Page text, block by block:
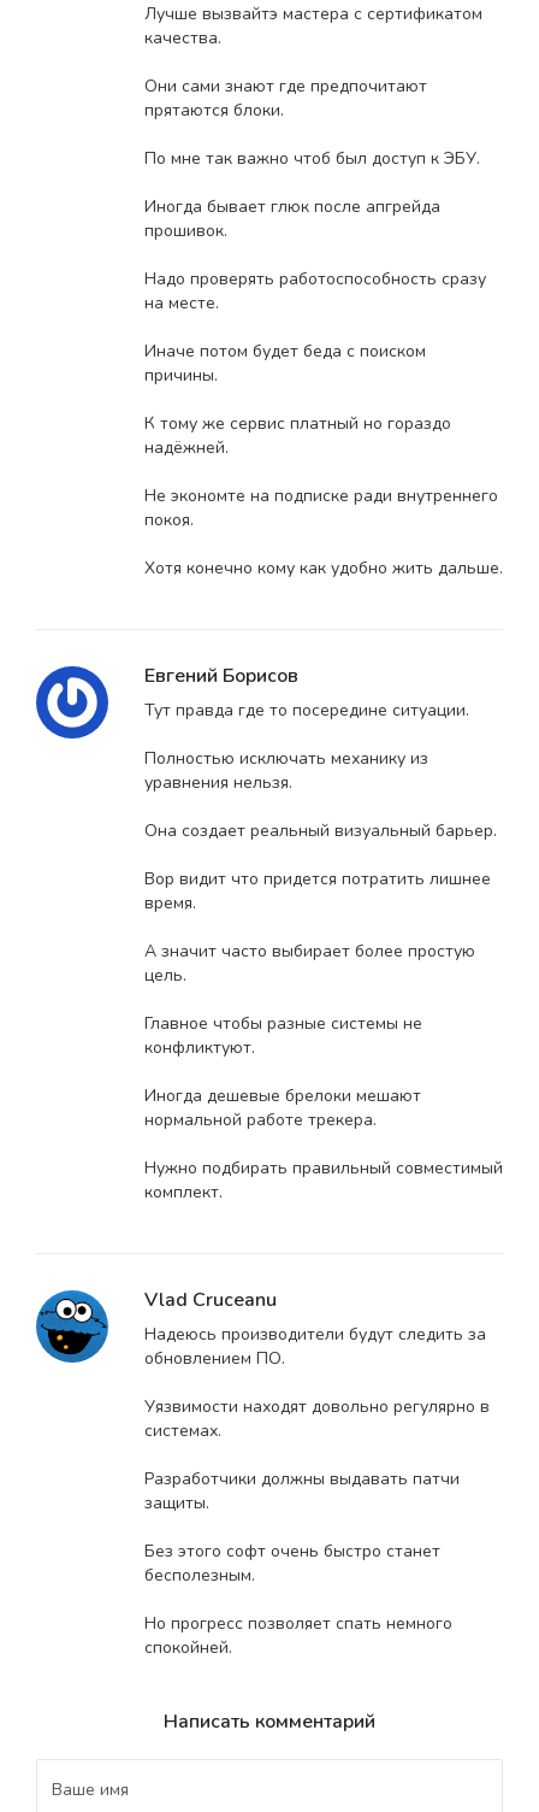
Лучше вызвайтэ мастера с сертификатом
качества.
Они сами знают где предпочитают
прятаются блоки.
По мне так важно чтоб был доступ к ЭБУ.
Иногда бывает глюк после апгрейда
прошивок.
Надо проверять работоспособность сразу
на месте.
Иначе потом будет беда с поиском
причины.
К тому жe сервис платный но гораздо
надёжней.
Не экономте на подписке ради внутреннего
покоя.
Хотя конечно кому как удобно жить дальше.
Евгений Борисов
Тут правда где то посередине ситуации.
Полностью исключать механику из
уравнения нельзя.
Она создает реальный визуальный барьер.
Вор видит что придется потратить лишнее
время.
А значит часто выбирает более простую
цель.
Главное чтобы разные системы не
конфликтуют.
Иногда дешевые брелоки мешают
нормальной работе трекера.
Нужно подбирать правильный совместимый
комплект.
Vlad Cruceanu
Надеюсь производители будут следить за
обновлением ПО.
Уязвимости находят довольно регулярно в
системах.
Разработчики должны выдавать патчи
защиты.
Без этого софт очень быстро станет
бесполезным.
Но прогресс позволяет спать немного
спокойней.
Написать комментарий